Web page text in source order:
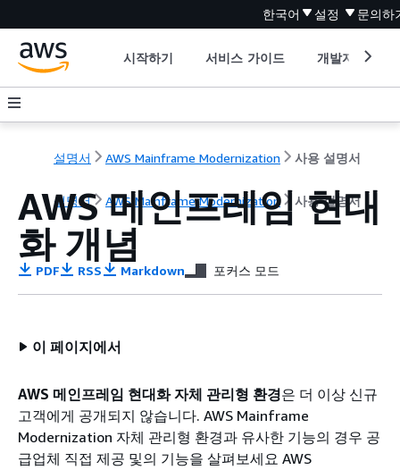
한국어 설정 문의하
시작하기 서비스 가이드 개발자 도구
설명서 AWS Mainframe Modernization 사용 설명서
설명서 AWS Mainframe Modernization 사용 설명서
AWS 메인프레임 현대
화 개념
PDF RSS Markdown 포커스 모드
이 페이지에서
AWS 메인프레임 현대화 자체 관리형 환경은 더 이상 신규
고객에게 공개되지 않습니다. AWS Mainframe
Modernization 자체 관리형 환경과 유사한 기능의 경우 공
급업체 직접 제공 및의 기능을 살펴보세요 AWS